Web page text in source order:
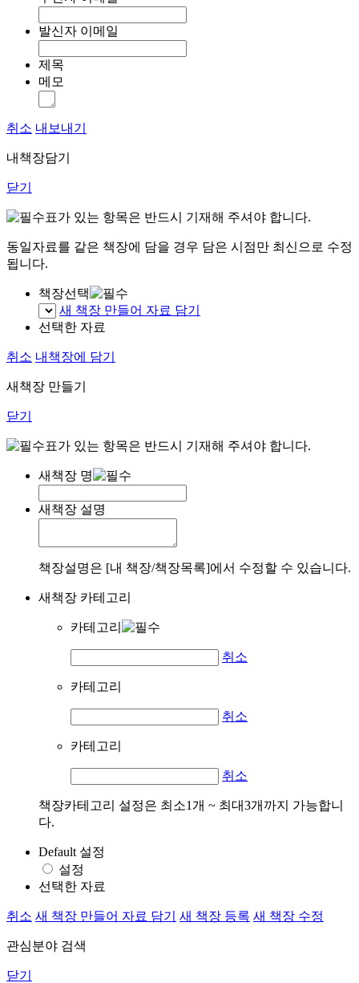
발신자 이메일
제목
메모
취소 내보내기
내책장담기
닫기
표가 있는 항목은 반드시 기재해 주셔야 합니다.
동일자료를 같은 책장에 담을 경우 담은 시점만 최신으로 수정
됩니다.
책장선택
새 책장 만들어 자료 담기
선택한 자료
취소 내책장에 담기
새책장 만들기
닫기
표가 있는 항목은 반드시 기재해 주셔야 합니다.
새책장 명
새책장 설명
책장설명은 [내 책장/책장목록]에서 수정할 수 있습니다.
새책장 카테고리
카테고리
취소
카테고리
취소
카테고리
취소
책장카테고리 설정은 최소1개 ~ 최대3개까지 가능합니
다.
Default 설정
설정
선택한 자료
취소 새 책장 만들어 자료 담기 새 책장 등록 새 책장 수정
관심분야 검색
닫기